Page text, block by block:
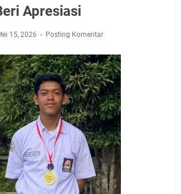
Apresiasi
15, 2026 Posting Komentar